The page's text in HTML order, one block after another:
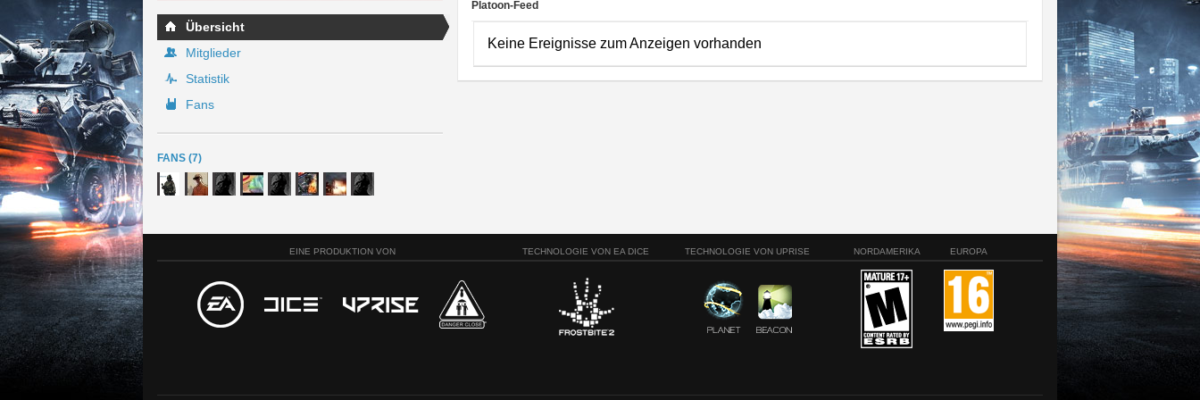
Übersicht
Mitglieder
Statistik
Fans
FANS (7)
Platoon-Feed
Keine Ereignisse zum Anzeigen vorhanden
EINE PRODUKTION VON TECHNOLOGIE VON EA DICE TECHNOLOGIE VON UPRISE NORDAMERIKA EUROPA